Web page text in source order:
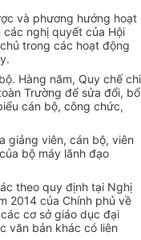
và phương hướng hoạt
nghị quyết của Hội
trong các hoạt động
Hàng năm, Quy chế chi
Trường để sửa đổi, bổ
cán bộ, công chức,
giảng viên, cán bộ, viên
bộ máy lãnh đạo
theo quy định tại Nghị
2014 của Chính phủ về
cơ sở giáo dục đại
văn bản khác có liên